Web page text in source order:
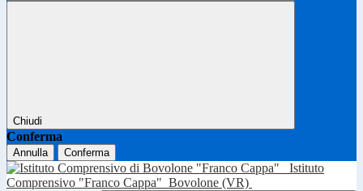
Chiudi
Conferma
Annulla Conferma
Istituto
Comprensivo "Franco Cappa" Bovolone (VR)